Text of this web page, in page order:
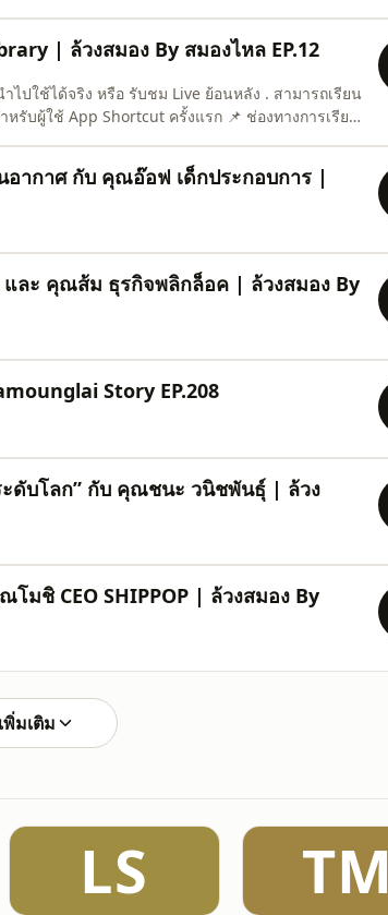
| ล้วงสมอง By สมองไหล EP.12
ปใช้ได้จริง หรือ รับชม Live ย้อนหลัง . สามารถเรียน
บผู้ใช้ App Shortcut ครั้งแรก 📌 ช่องทางการเรียน
3) Website :
ากาศ กับ คุณอ๊อฟ เด็กประกอบการ |
ละ คุณส้ม ธุรกิจพลิกล็อค | ล้วงสมอง By
Story EP.208
ดับโลก” กับ คุณชนะ วนิชพันธุ์ | ล้วง
มชิ CEO SHIPPOP | ล้วงสมอง By
มเติม
LS TM